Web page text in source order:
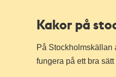
Kakor på
På Stockholmskällan
fungera på ett bra sätt